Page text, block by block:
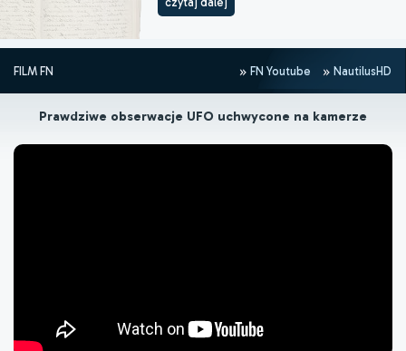
FILM FN FN Youtube NautilusHD
Prawdziwe obserwacje UFO uchwycone na kamerze